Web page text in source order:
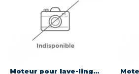
Moteur pour lave-linge atlas 32mm Beko 2849820200